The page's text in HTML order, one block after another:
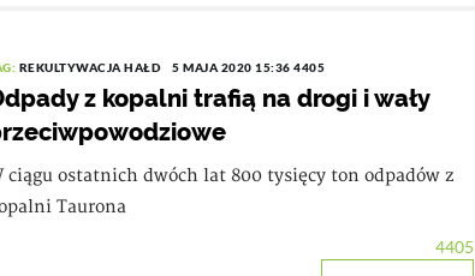
REKULTYWACJA HAŁD 5 MAJA 2020 15:36 4405
z kopalni trafią na drogi i wały
ciągu ostatnich dwóch lat 800 tysięcy ton odpadów z
Taurona
4405